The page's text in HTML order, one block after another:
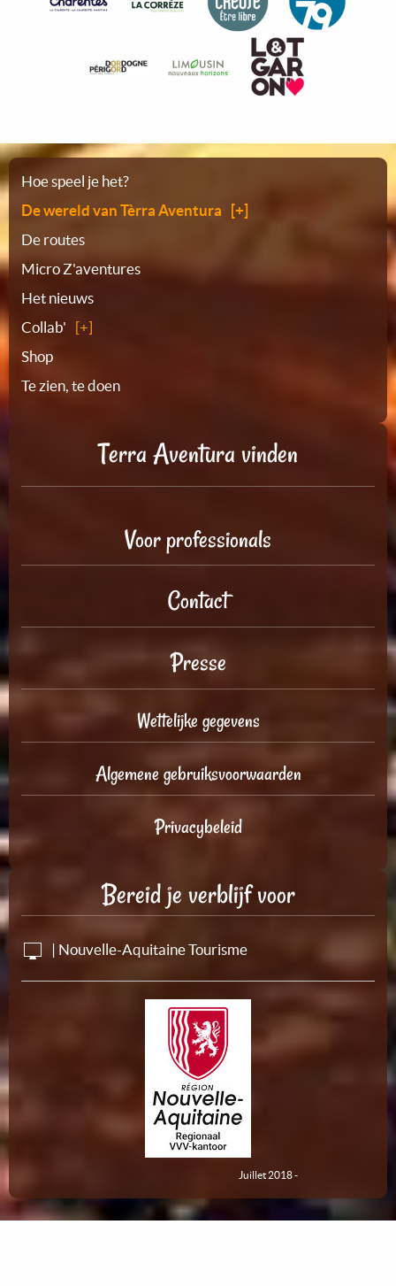
Plattegrond
Hoe speel je het?
De wereld van Tèrra Aventura
De routes
Micro Z'aventures
Het nieuws
Collab'
Shop
Te zien, te doen
Terra Aventura vinden
Voor professionals
Contact
Presse
Wettelijke gegevens
Algemene gebruiksvoorwaarden
Privacybeleid
Bereid je verblijf voor
| Nouvelle-Aquitaine Tourisme
Juillet 2018 -